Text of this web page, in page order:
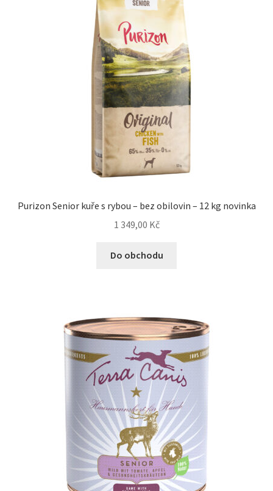
Purizon Senior kuře s rybou – bez obilovin – 12 kg novinka
1 349,00 Kč
Do obchodu